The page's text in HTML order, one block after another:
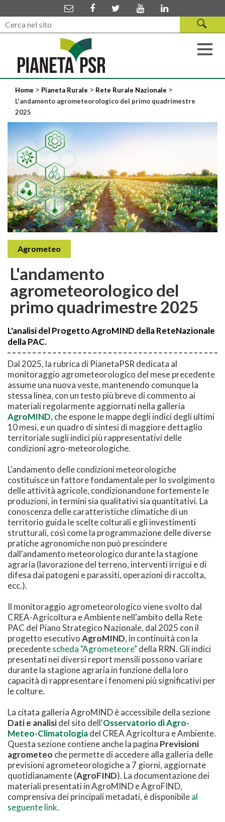
Home > Pianeta Rurale > Rete Rurale Nazionale >
L'andamento agrometeorologico del primo quadrimestre
2025
Agrometeo
L'andamento
agrometeorologico del
primo quadrimestre 2025
L'analisi del Progetto AgroMIND della ReteNazionale
della PAC.
Dal 2025, la rubrica di PianetaPSR dedicata al
monitoraggio agrometeorologico del mese precedente
assume una nuova veste, mantenendo comunque la
stessa linea, con un testo più breve di commento ai
materiali regolarmente aggiornati nella galleria
AgroMIND, che espone le mappe degli indici degli ultimi
10 mesi, e un quadro di sintesi di maggiore dettaglio
territoriale sugli indici più rappresentativi delle
condizioni agro-meteorologiche.
L'andamento delle condizioni meteorologiche
costituisce un fattore fondamentale per lo svolgimento
delle attività agricole, condizionandone fortemente le
produzioni, in termini sia qualitativi sia quantitativi. La
conoscenza delle caratteristiche climatiche di un
territorio guida le scelte colturali e gli investimenti
strutturali, così come la programmazione delle diverse
pratiche agronomiche non può prescindere
dall'andamento meteorologico durante la stagione
agraria (lavorazione del terreno, interventi irrigui e di
difesa dai patogeni e parassiti, operazioni di raccolta,
ecc.).
Il monitoraggio agrometeorologico viene svolto dal
CREA-Agricoltura e Ambiente nell'ambito della Rete
PAC del Piano Strategico Nazionale, dal 2025 con il
progetto esecutivoAgroMIND, in continuità con la
precedentescheda "Agrometeore" della RRN. Gli indici
presentati nei diversi report mensili possono variare
durante la stagione agraria in funzione della loro
capacità di rappresentare i fenomeni più significativi per
le colture.
La citata galleria AgroMIND è accessibile della sezione
Dati e analisidel sito dell'Osservatorio di Agro-
Meteo-Climatologiadel CREA Agricoltura e Ambiente.
Questa sezione contiene anche la pagina Previsioni
agrometeo che permette di accedere alla galleria delle
previsioni agrometeorologiche a 7 giorni, aggiornate
quotidianamente (AgroFIND). La documentazione dei
materiali presentati in AgroMIND e AgroFIND,
comprensiva dei principali metadati, è disponibileal
seguente link.